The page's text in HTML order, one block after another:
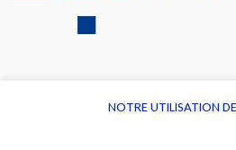
NOTRE UTILISATION